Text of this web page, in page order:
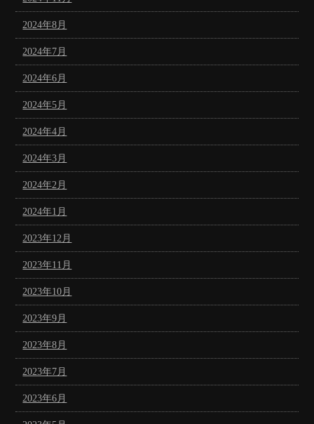
2024年8月
2024年7月
2024年6月
2024年5月
2024年4月
2024年3月
2024年2月
2024年1月
2023年12月
2023年11月
2023年10月
2023年9月
2023年8月
2023年7月
2023年6月